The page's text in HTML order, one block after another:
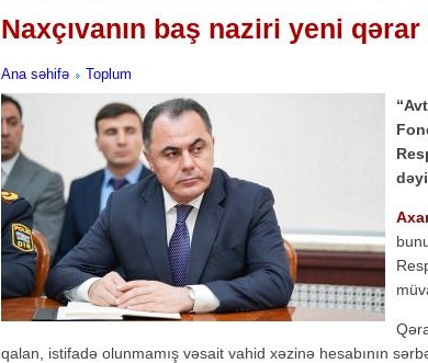
Naxçıvanın baş naziri yeni qərar
Ana səhifə Toplum
qalan, istifadə olunmamış vəsait vahid xəzinə hesabının